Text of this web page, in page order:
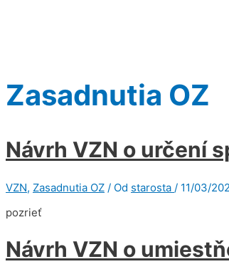
Zasadnutia OZ
Návrh VZN o určení
VZN, Zasadnutia OZ / Od starosta / 11/03/
pozrieť
Návrh VZN o